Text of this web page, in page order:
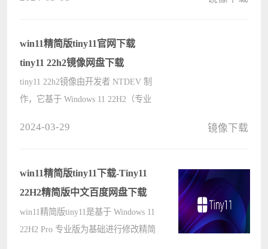
通用户无用或累赘的应用和服务，只
保留????
win11精简版tiny11官网下载
tiny11 22h2镜像网盘下载
tiny11 22h2镜像由开发者 NTDEV 制
作，它基于 Windows 11 22H2（专业
用率极低的默认应用程序、服务和功
能，以便????
2024-03-29 镜像下载
win11精简版tiny11下载-Tiny11
22H2精简版中文百度网盘下载
win11精简版tiny11是基于 Windows 11
22H2 Pro 专业版为基础进行修改精简